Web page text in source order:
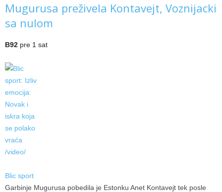
Mugurusa preživela Kontavejt, Voznijacki
sa nulom
B92 pre 1 sat
Blic sport
Garbinje Mugurusa pobedila je Estonku Anet Kontavejt tek posle